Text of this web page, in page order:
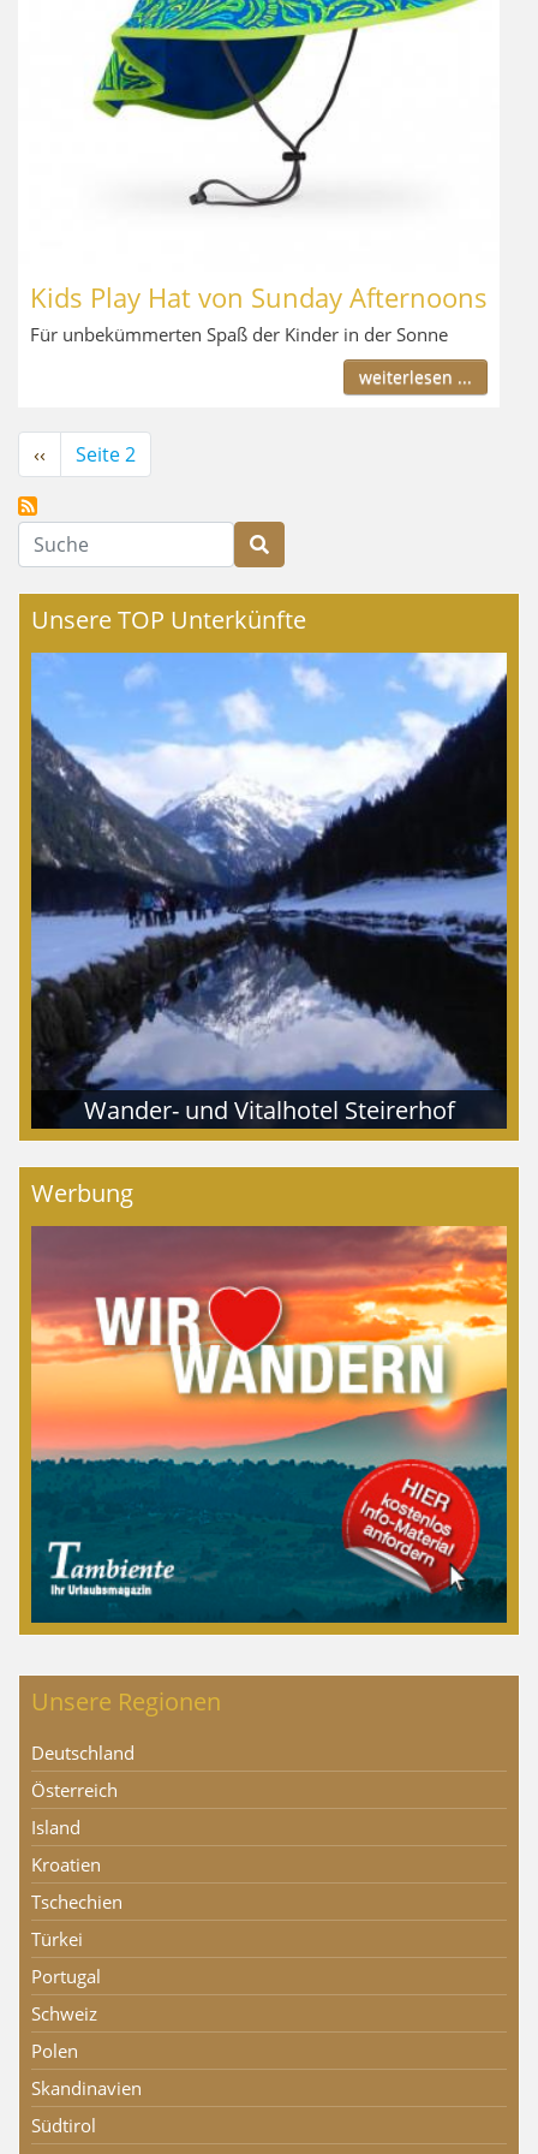
Kids Play Hat von Sunday Afternoons
Für unbekümmerten Spaß der Kinder in der Sonne
weiterlesen ...
Seitennummerierung
Vorherige
Seite
‹‹ Seite 2
Suche
Unsere TOP Unterkünfte
Wander- und Vitalhotel Steirerhof
Werbung
Unsere Regionen
Deutschland
Österreich
Island
Kroatien
Tschechien
Türkei
Portugal
Schweiz
Polen
Skandinavien
Südtirol